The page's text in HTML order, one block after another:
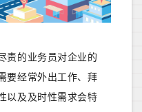
责的业务员对企业的
要经常外出工作、拜
以及及时性需求会特